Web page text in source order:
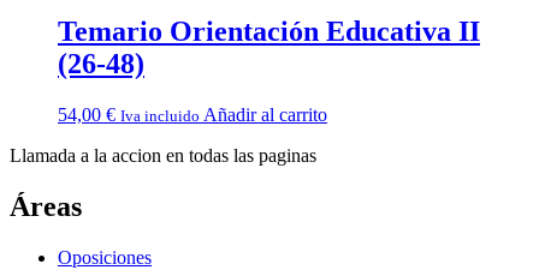
Temario Orientación Educativa II
(26-48)
54,00 € Iva incluido Añadir al carrito
Llamada a la accion en todas las paginas
Áreas
Oposiciones